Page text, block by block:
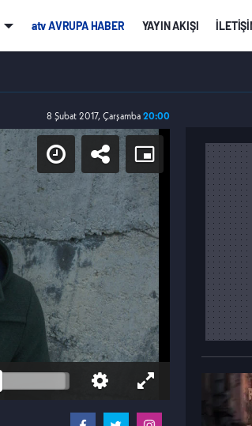
atv AVRUPA HABER YAYIN AKIŞI
8 Şubat 2017, Çarşamba 20:00